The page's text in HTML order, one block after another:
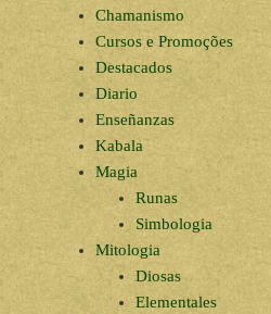
Chamanismo
Cursos e Promoções
Destacados
Diario
Enseñanzas
Kabala
Magia
Runas
Simbologia
Mitologia
Diosas
Elementales